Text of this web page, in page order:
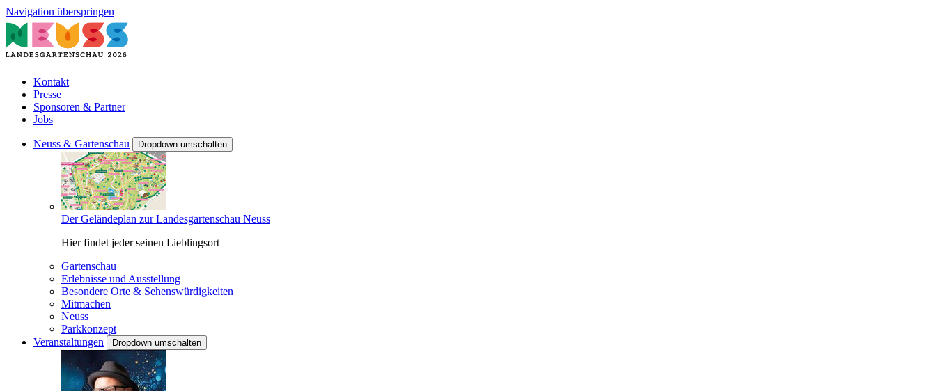
Navigation überspringen
Kontakt
Presse
Sponsoren & Partner
Jobs
Neuss & Gartenschau Dropdown umschalten
Der Geländeplan zur Landesgartenschau Neuss
Hier findet jeder seinen Lieblingsort
Gartenschau
Erlebnisse und Ausstellung
Besondere Orte & Sehenswürdigkeiten
Mitmachen
Neuss
Parkkonzept
Veranstaltungen
Dropdown umschalten